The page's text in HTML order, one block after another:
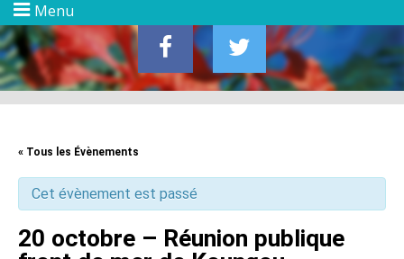
Menu
« Tous les Évènements
Cet évènement est passé
20 octobre – Réunion publique